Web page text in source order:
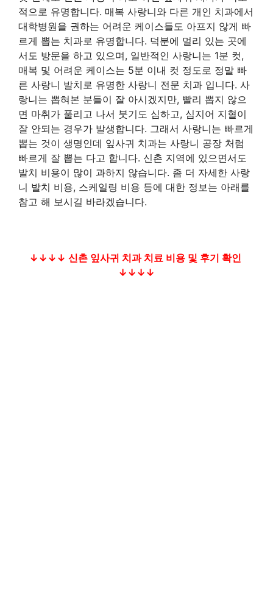
적으로 유명합니다. 매복 사랑니와 다른 개인 치과에서
대학병원을 권하는 어려운 케이스들도 아프지 않게 빠
르게 뽑는 치과로 유명합니다. 덕분에 멀리 있는 곳에
서도 방문을 하고 있으며, 일반적인 사랑니는 1분 컷,
매복 및 어려운 케이스는 5분 이내 컷 정도로 정말 빠
른 사랑니 발치로 유명한 사랑니 전문 치과 입니다. 사
랑니는 뽑혀본 분들이 잘 아시겠지만, 빨리 뽑지 않으
면 마취가 풀리고 나서 붓기도 심하고, 심지어 지혈이
잘 안되는 경우가 발생합니다. 그래서 사랑니는 빠르게
뽑는 것이 생명인데 잎사귀 치과는 사랑니 공장 처럼
빠르게 잘 뽑는 다고 합니다. 신촌 지역에 있으면서도
발치 비용이 많이 과하지 않습니다. 좀 더 자세한 사랑
니 발치 비용, 스케일링 비용 등에 대한 정보는 아래를
참고 해 보시길 바라겠습니다.
↓↓↓↓ 신촌 잎사귀 치과 치료 비용 및 후기 확인
↓↓↓↓